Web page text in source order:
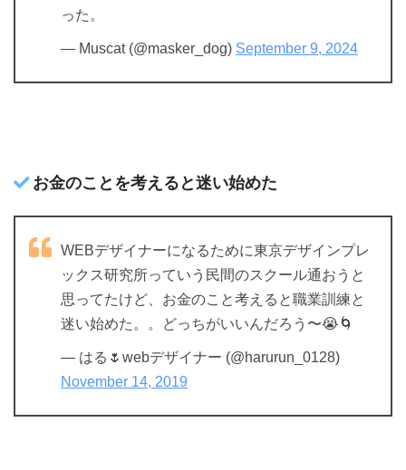
った。
— Muscat (@masker_dog) September 9, 2024
お金のことを考えると迷い始めた
WEBデザイナーになるために東京デザインプレ
ックス研究所っていう民間のスクール通おうと
思ってたけど、お金のこと考えると職業訓練と
迷い始めた。。どっちがいいんだろう〜😭🌀
— はる🌷webデザイナー (@harurun_0128)
November 14, 2019